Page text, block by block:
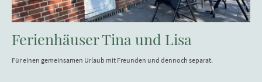
Ferienhäuser Tina und Lisa
Für einen gemeinsamen Urlaub mit Freunden und dennoch separat.